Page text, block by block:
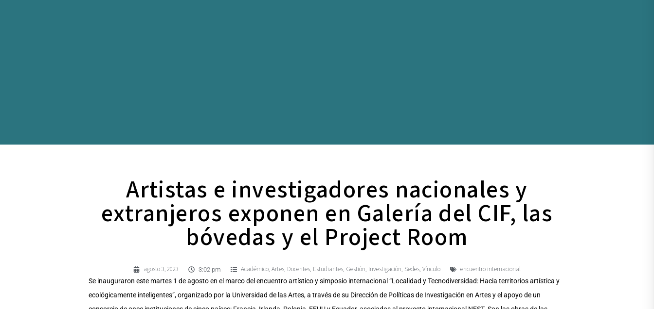
Artistas e investigadores nacionales y
extranjeros exponen en Galería del CIF, las
bóvedas y el Project Room
agosto 3, 2023 3:02 pm Académico, Artes, Docentes, Estudiantes, Gestión, Investigación, Sedes, Vínculo encuentro internacional
Se inauguraron este martes 1 de agosto en el marco del encuentro artístico y simposio internacional “Localidad y Tecnodiversidad: Hacia territorios artística y
ecológicamente inteligentes”, organizado por la Universidad de las Artes, a través de su Dirección de Políticas de Investigación en Artes y el apoyo de un